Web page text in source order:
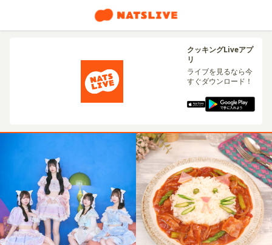
クッキングLiveアプ
リ
ライブを見るなら今
すぐダウンロード！